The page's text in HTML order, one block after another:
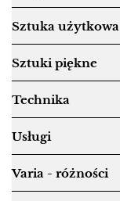
Sztuka użytkowa
Sztuki piękne
Technika
Usługi
Varia - różności